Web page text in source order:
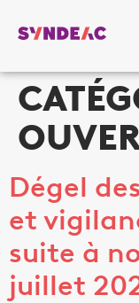
Dégel
et
suite à
juillet